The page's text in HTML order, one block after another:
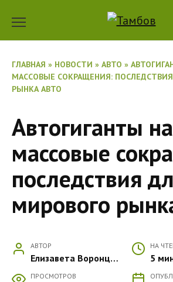
содержанию
ГЛАВНАЯ » НОВОСТИ » АВТО »
МАССОВЫЕ СОКРАЩЕНИЯ:
РЫНКА АВТО
Автогиганты
массовые
последствия
мирового
АВТОР
Елизавета Воронцова
НА
5
ПРОСМОТРОВ